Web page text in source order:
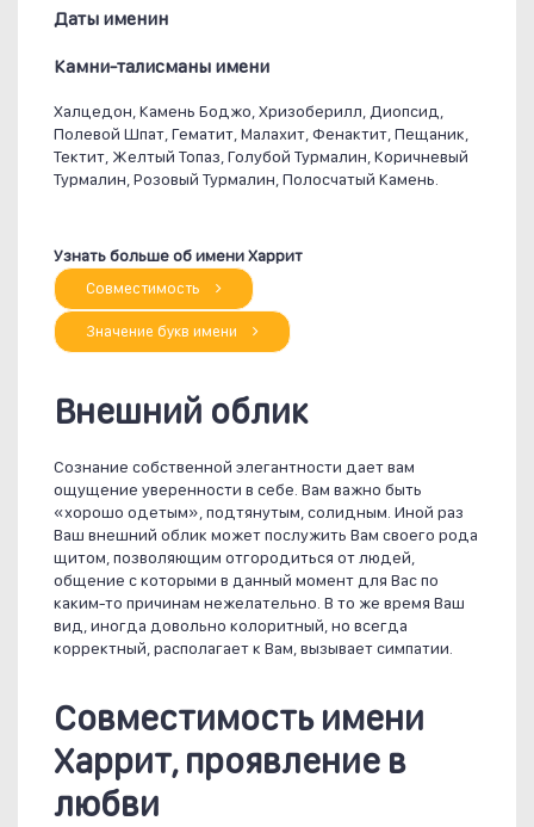
Даты именин
Камни-талисманы имени
Халцедон, Камень Боджо, Хризоберилл, Диопсид,
Полевой Шпат, Гематит, Малахит, Фенактит, Пещаник,
Тектит, Желтый Топаз, Голубой Турмалин, Коричневый
Турмалин, Розовый Турмалин, Полосчатый Камень.
Узнать больше об имени Харрит
Совместимость
Значение букв имени
Внешний облик
Сознание собственной элегантности дает вам
ощущение уверенности в себе. Вам важно быть
«хорошо одетым», подтянутым, солидным. Иной раз
Ваш внешний облик может послужить Вам своего рода
щитом, позволяющим отгородиться от людей,
общение с которыми в данный момент для Вас по
каким-то причинам нежелательно. В то же время Ваш
вид, иногда довольно колоритный, но всегда
корректный, располагает к Вам, вызывает симпатии.
Совместимость имени
Харрит, проявление в
любви